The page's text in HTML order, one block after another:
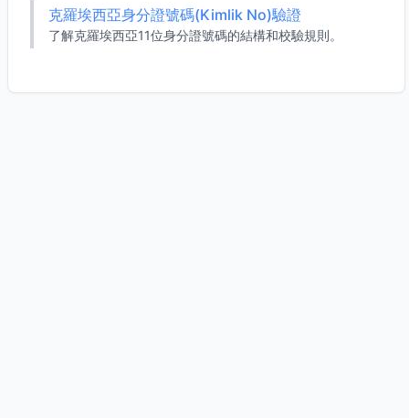
克羅埃西亞身分證號碼(Kimlik No)驗證
了解克羅埃西亞11位身分證號碼的結構和校驗規則。